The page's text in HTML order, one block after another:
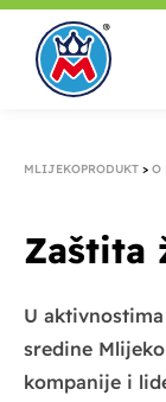
Skip
content
MLIJEKOPRODUKT > O
Zaštita
U
sredine
kompanije i